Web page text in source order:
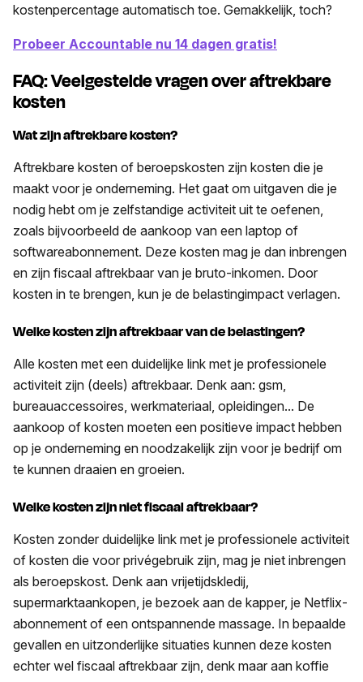
kostenpercentage automatisch toe. Gemakkelijk, toch?
Probeer Accountable nu 14 dagen gratis!
FAQ: Veelgestelde vragen over aftrekbare
kosten
Wat zijn aftrekbare kosten?
Aftrekbare kosten of beroepskosten zijn kosten die je
maakt voor je onderneming. Het gaat om uitgaven die je
nodig hebt om je zelfstandige activiteit uit te oefenen,
zoals bijvoorbeeld de aankoop van een laptop of
softwareabonnement. Deze kosten mag je dan inbrengen
en zijn fiscaal aftrekbaar van je bruto-inkomen. Door
kosten in te brengen, kun je de belastingimpact verlagen.
Welke kosten zijn aftrekbaar van de belastingen?
Alle kosten met een duidelijke link met je professionele
activiteit zijn (deels) aftrekbaar. Denk aan: gsm,
bureauaccessoires, werkmateriaal, opleidingen... De
aankoop of kosten moeten een positieve impact hebben
op je onderneming en noodzakelijk zijn voor je bedrijf om
te kunnen draaien en groeien.
Welke kosten zijn niet fiscaal aftrekbaar?
Kosten zonder duidelijke link met je professionele activiteit
of kosten die voor privégebruik zijn, mag je niet inbrengen
als beroepskost. Denk aan vrijetijdskledij,
supermarktaankopen, je bezoek aan de kapper, je Netflix-
abonnement of een ontspannende massage. In bepaalde
gevallen en uitzonderlijke situaties kunnen deze kosten
echter wel fiscaal aftrekbaar zijn, denk maar aan koffie